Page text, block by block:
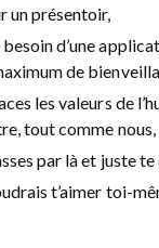
un présentoir,
d’une
de
les valeurs de
tout comme nous,
par là et juste te
t’aimer toi-